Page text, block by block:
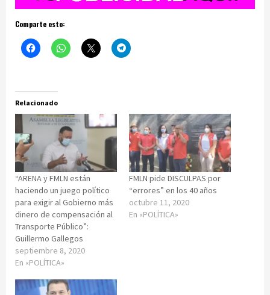
Comparte esto:
Relacionado
“ARENA y FMLN están
haciendo un juego político
para exigir al Gobierno más
dinero de compensación al
Transporte Público”:
Guillermo Gallegos
septiembre 8, 2020
En «POLÍTICA»
FMLN pide DISCULPAS por
“errores” en los 40 años
octubre 11, 2020
En «POLÍTICA»